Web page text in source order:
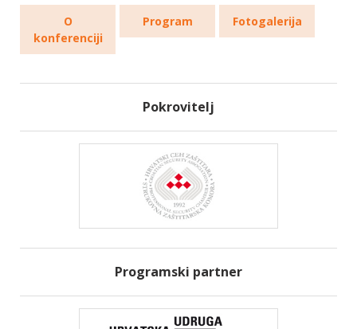
O
konferenciji
Program Fotogalerija
Pokrovitelj
Programski partner